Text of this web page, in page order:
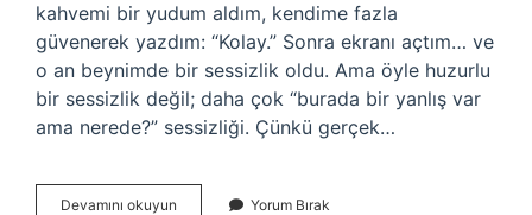
kahvemi bir yudum aldım, kendime fazla
güvenerek yazdım: “Kolay.” Sonra ekranı açtım… ve
o an beynimde bir sessizlik oldu. Ama öyle huzurlu
bir sessizlik değil; daha çok “burada bir yanlış var
ama nerede?” sessizliği. Çünkü gerçek…
Devamını okuyun Karadeniz Yorum Bırak